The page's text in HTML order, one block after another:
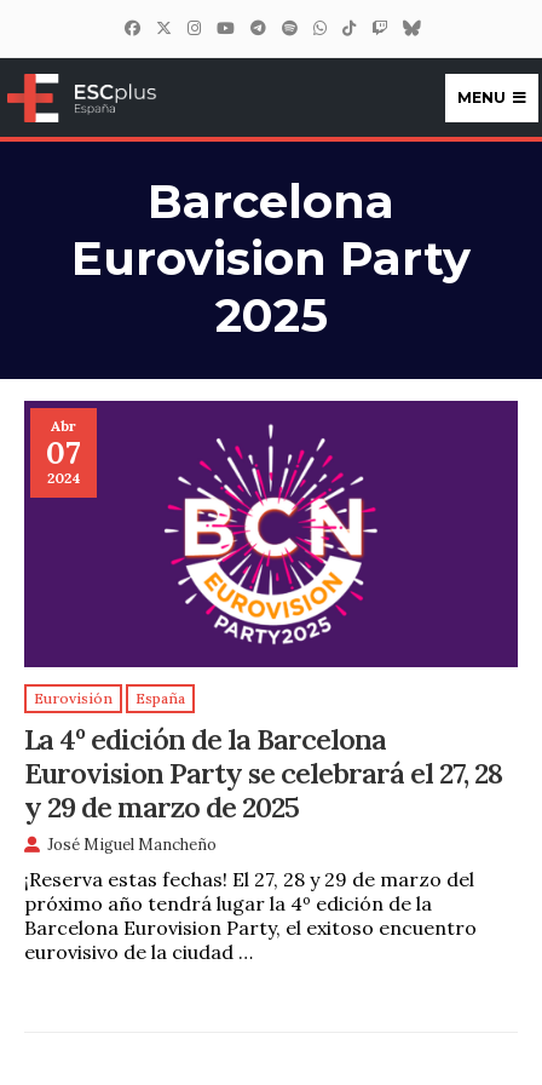
ESCplus España
MENU
Barcelona
Eurovision Party
2025
Abr
07
2024
Eurovisión España
La 4º edición de la Barcelona
Eurovision Party se celebrará el 27, 28
y 29 de marzo de 2025
José Miguel Mancheño
¡Reserva estas fechas! El 27, 28 y 29 de marzo del
próximo año tendrá lugar la 4º edición de la
Barcelona Eurovision Party, el exitoso encuentro
eurovisivo de la ciudad …